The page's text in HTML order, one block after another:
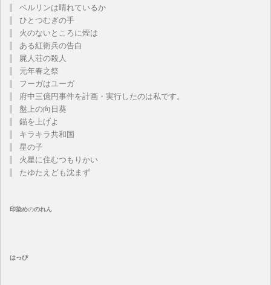
ベルリンは晴れているか
ひとつむぎの手
火のないところに煙は
ある紅衛兵の告白
屍人荘の殺人
元年春之祭
フーガはユーガ
府中三億円事件を計画・実行したのは私です。
盤上の向日葵
錨を上げよ
キラキラ共和国
星の子
火星に住むつもりかい
たゆたえども沈まず
印染めののれん
はっぴ